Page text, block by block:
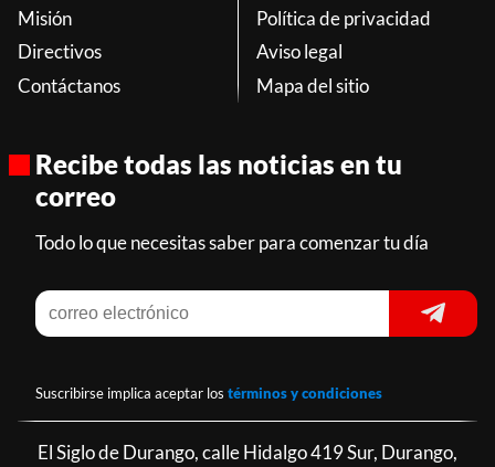
Misión
Directivos
Contáctanos
Política de privacidad
Aviso legal
Mapa del sitio
Recibe todas las noticias en tu
correo
Todo lo que necesitas saber para comenzar tu día
Suscribirse implica aceptar los términos y condiciones
El Siglo de Durango, calle Hidalgo 419 Sur, Durango,